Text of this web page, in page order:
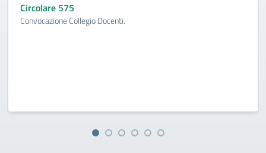
Circolare 575
Convocazione Collegio Docenti.